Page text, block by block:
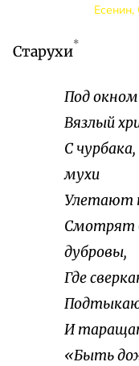
Старухи*
Под
Вязлый
С
мухи
Улетают
Смотрят
дубровы,
Где
И
«Быть